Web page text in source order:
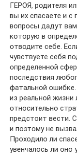
ГЕРОЯ, родителя
вы их спасаете и
вопросы дадут
которую в
отводите себе.
чувствуете себя
определенной
последствия
фатальной
из реальной жизни
относительно
предстоит вести.
и поэтому не
Проходило ли
увенчалось ли оно